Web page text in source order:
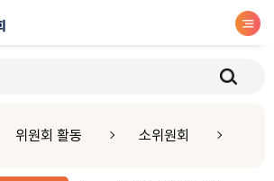
위원회 활동 소위원회